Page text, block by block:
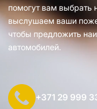
помогут вам выбрать
выслушаем ваши
чтобы предложить
автомобилей.
+371 29 999